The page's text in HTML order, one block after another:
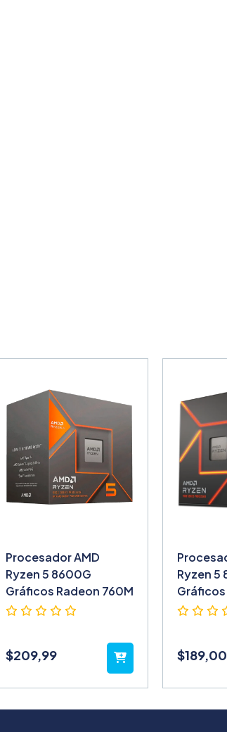
Procesador AMD
Ryzen 5 8600G
Gráficos Radeon 760M
$209,99
Ryzen 5
$189,00